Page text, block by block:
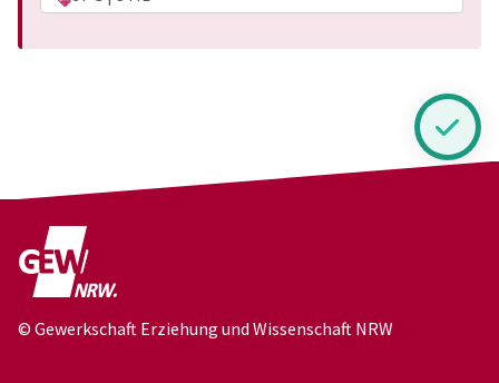
© Gewerkschaft Erziehung und Wissenschaft NRW